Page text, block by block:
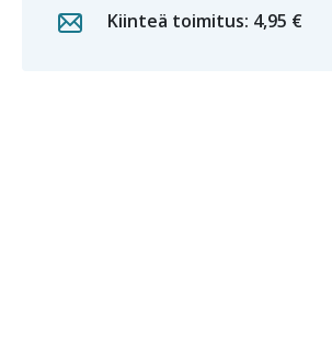
Kiinteä toimitus: 4,95 €